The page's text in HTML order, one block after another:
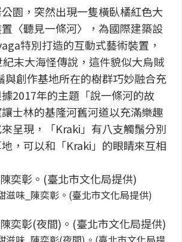
園，突然出現一隻橫臥橘紅色大
〈聽見一條河〉，為國際建築設
特別打造的互動式藝術裝置，
末大海怪傳說，這件貌似大烏賊
與創作基地所在的樹群巧妙融合充
2017年的主題「說一條河的故
士林的基隆河舊河道以充滿樂趣
呈現，「Kraki」有八支觸鬚分別
，可以和「Kraki」的眼睛來互相
滋味_陳奕彰。(臺北市文化局提供)